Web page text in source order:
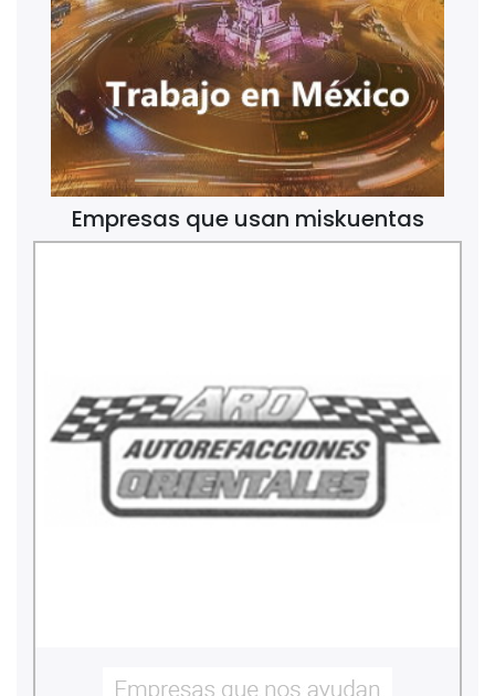
Empresas que usan miskuentas